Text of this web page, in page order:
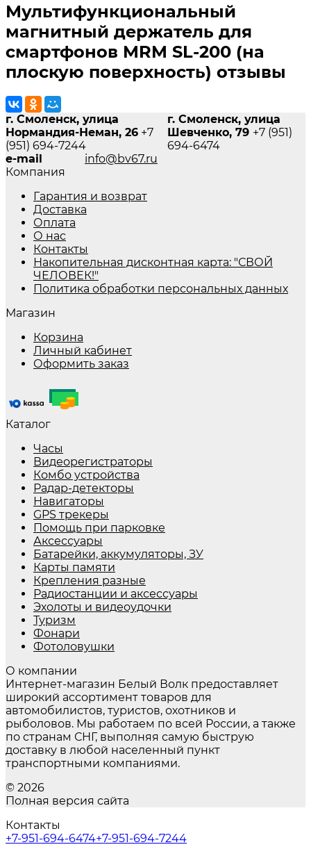
Мультифункциональный
магнитный держатель для
смартфонов MRM SL-200 (на
плоскую поверхность) отзывы
г. Смоленск, улица
Нормандия-Неман, 26 +7
(951) 694-7244
г. Смоленск, улица
Шевченко, 79 +7 (951)
694-6474
e-mail
info@bv67.ru
Компания
Гарантия и возврат
Доставка
Оплата
О нас
Контакты
Накопительная дисконтная карта: "СВОЙ
ЧЕЛОВЕК!"
Политика обработки персональных данных
Магазин
Корзина
Личный кабинет
Оформить заказ
Каталог
Часы
Видеорегистраторы
Комбо устройства
Радар-детекторы
Навигаторы
GPS трекеры
Помощь при парковке
Аксессуары
Батарейки, аккумуляторы, ЗУ
Карты памяти
Крепления разные
Радиостанции и аксессуары
Эхолоты и видеоудочки
Туризм
Фонари
Фотоловушки
О компании
Интернет-магазин Белый Волк предоставляет
широкий ассортимент товаров для
автомобилистов, туристов, охотников и
рыболовов. Мы работаем по всей России, а также
по странам СНГ, выполняя самую быструю
доставку в любой населенный пункт
транспортными компаниями.
© 2026
Полная версия сайта
Контакты
+7-951-694-6474+7-951-694-7244